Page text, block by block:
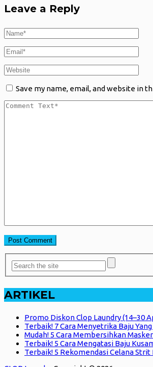
Leave a Reply
Save my name, email, and website in
ARTIKEL
Promo Diskon Clop Laundry (14–30
Terbaik! 7 Cara Menyetrika Baju
Mudah! 5 Cara Membersihkan
Terbaik! 5 Cara Mengatasi Baju
Terbaik! 5 Rekomendasi Celana